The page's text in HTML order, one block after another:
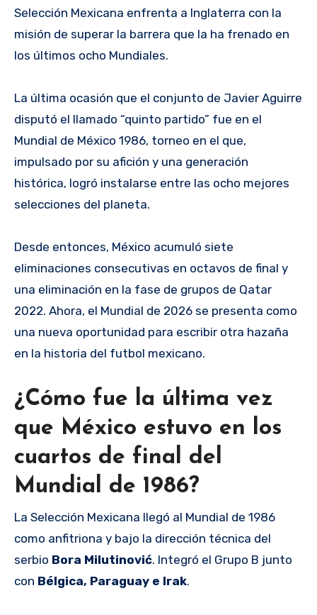
Selección Mexicana enfrenta a Inglaterra con la
misión de superar la barrera que la ha frenado en
los últimos ocho Mundiales.
La última ocasión que el conjunto de Javier Aguirre
disputó el llamado “quinto partido” fue en el
Mundial de México 1986, torneo en el que,
impulsado por su afición y una generación
histórica, logró instalarse entre las ocho mejores
selecciones del planeta.
Desde entonces, México acumuló siete
eliminaciones consecutivas en octavos de final y
una eliminación en la fase de grupos de Qatar
2022. Ahora, el Mundial de 2026 se presenta como
una nueva oportunidad para escribir otra hazaña
en la historia del futbol mexicano.
¿Cómo fue la última vez
que México estuvo en los
cuartos de final del
Mundial de 1986?
La Selección Mexicana llegó al Mundial de 1986
como anfitriona y bajo la dirección técnica del
serbio Bora Milutinović. Integró el Grupo B junto
con Bélgica, Paraguay e Irak.